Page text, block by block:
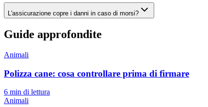
L'assicurazione copre i danni in caso di morsi?
Guide approfondite
Animali
Polizza cane: cosa controllare prima di firmare
6 min di lettura
Animali